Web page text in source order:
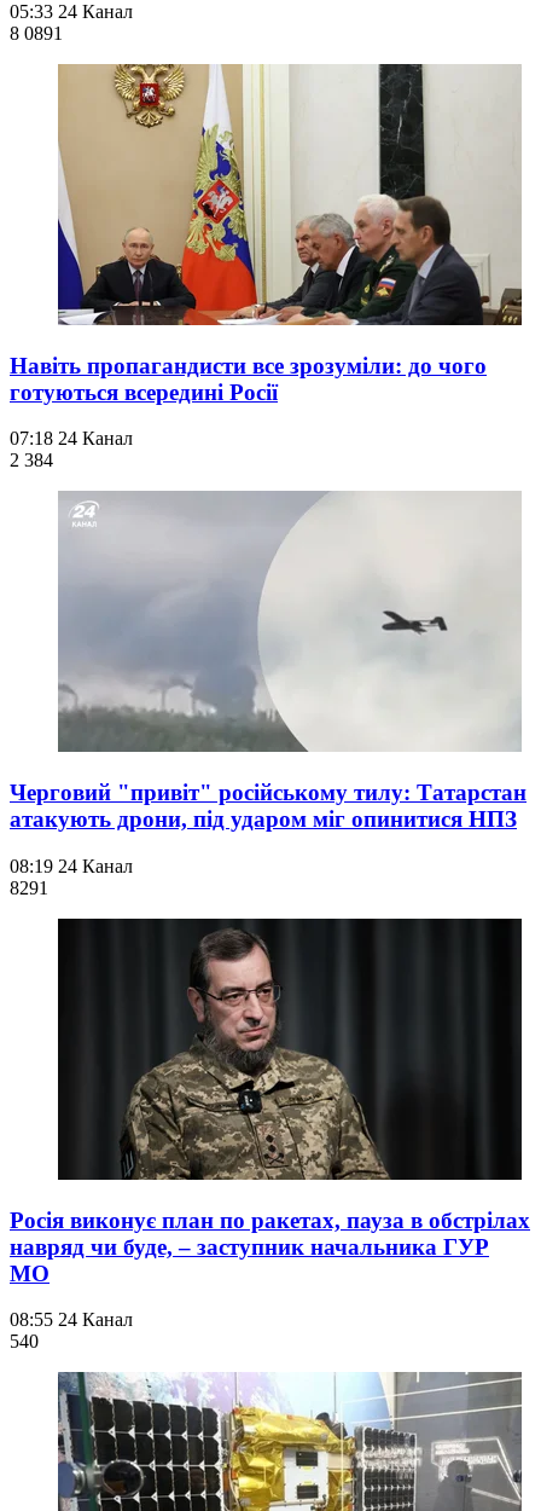
05:33 24 Канал
8 0891
Навіть пропагандисти все зрозуміли: до чого
готуються всередині Росії
07:18 24 Канал
2 384
Черговий "привіт" російському тилу: Татарстан
атакують дрони, під ударом міг опинитися НПЗ
08:19 24 Канал
8291
Росія виконує план по ракетах, пауза в обстрілах
навряд чи буде, – заступник начальника ГУР
МО
08:55 24 Канал
540